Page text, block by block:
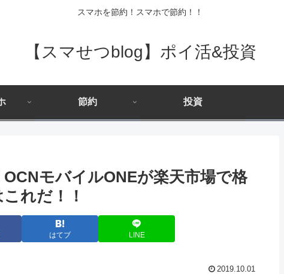
スマホを節約！スマホで節約！！
【スマせつblog】ポイ活&投資
節約 投資
モバイルONEが楽天市場で格
れだ！！
はてブ LINE
2019.10.01